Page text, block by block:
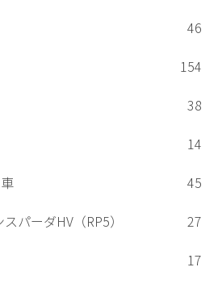
46
154
38
14
45
パーダHV（RP5）
27
17